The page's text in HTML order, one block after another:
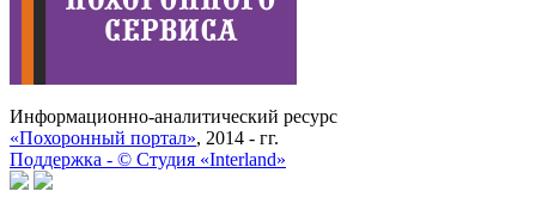
Информационно-аналитический ресурс
«Похоронный портал», 2014 - гг.
Поддержка - © Cтудия «Interland»